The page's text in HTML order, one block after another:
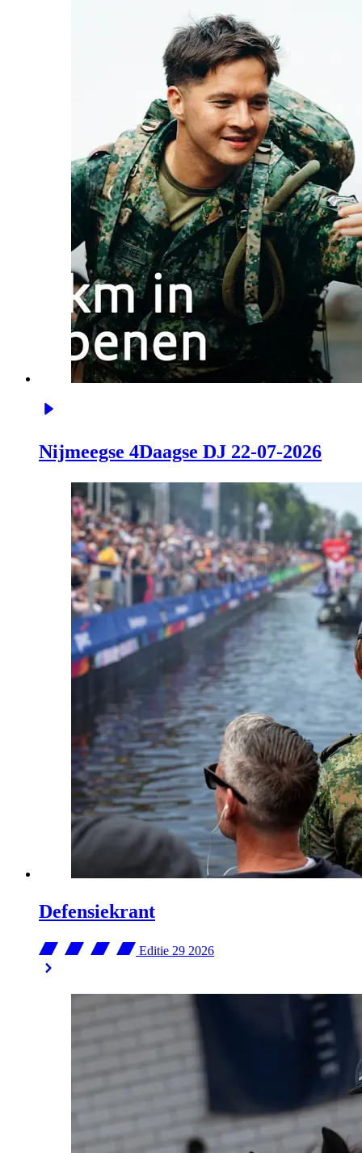
Nijmeegse 4Daagse DJ 22-07-2026
Defensiekrant
Editie 29 2026